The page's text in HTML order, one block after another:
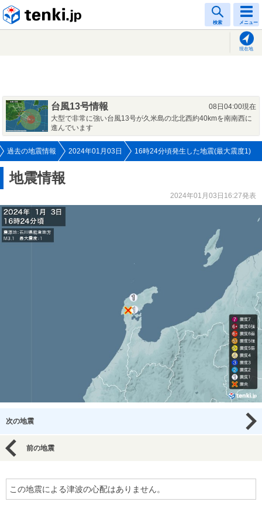
検索 メニュー
現在地
台風13号情報
08日04:00現在
大型で非常に強い台風13号が久米島の北北西約40kmを南南西に
進んでいます
過去の地震情報 2024年01月03日 16時24分頃発生した地震(最大震度1)
地震情報
2024年01月03日16:27発表
次の地震
前の地震
この地震による津波の心配はありません。